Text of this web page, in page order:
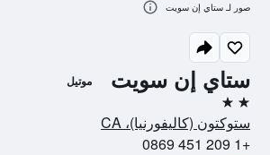
ستاي إن سويت موتيل
2 نجمتين
ستوكتون (كاليفورنيا)، CA
+1 209 451 0869
صور لـ ستاي إن سويت